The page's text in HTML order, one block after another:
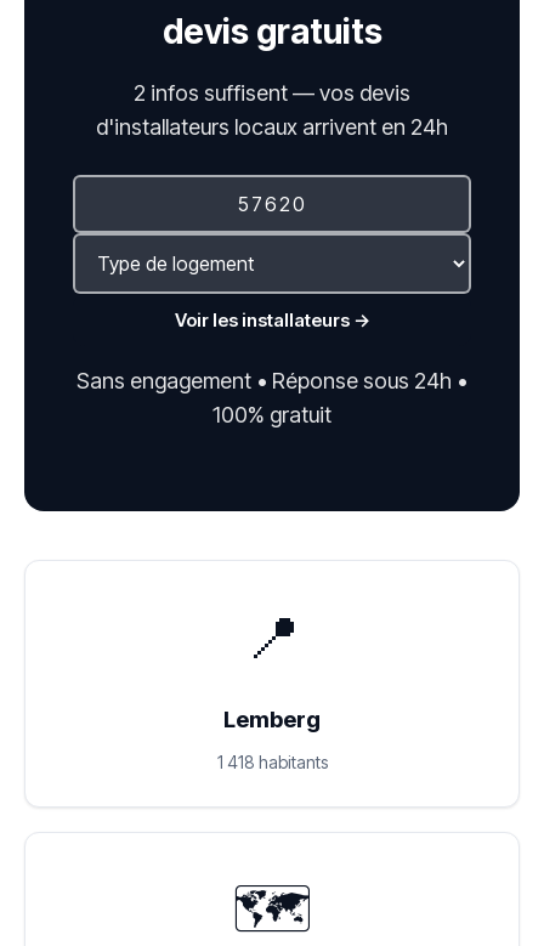
devis gratuits
2 infos suffisent — vos devis
d'installateurs locaux arrivent en 24h
Voir les installateurs →
Sans engagement • Réponse sous 24h •
100% gratuit
📍
Lemberg
1 418 habitants
🗺️